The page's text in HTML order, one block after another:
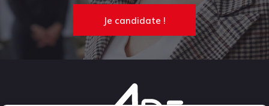
Je candidate !